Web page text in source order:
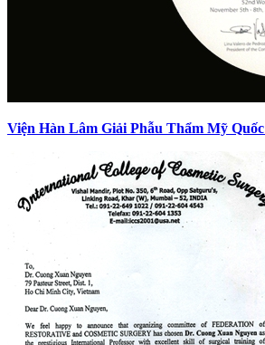
Viện Hàn Lâm Giải Phẫu Thẩm Mỹ